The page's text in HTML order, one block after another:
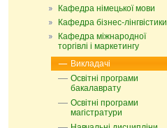
Кафедра німецької мови
Кафедра бізнес-лінгвістики
Кафедра міжнародної
торгівлі і маркетингу
Викладачі
Освітні програми
бакалаврату
Освітні програми
магістратури